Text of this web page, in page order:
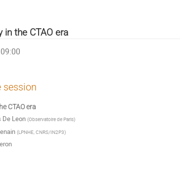
in the CTAO era
session
CTAO era
De Leon (Observatoire de Paris)
(LPNHE, CNRS/IN2P3)